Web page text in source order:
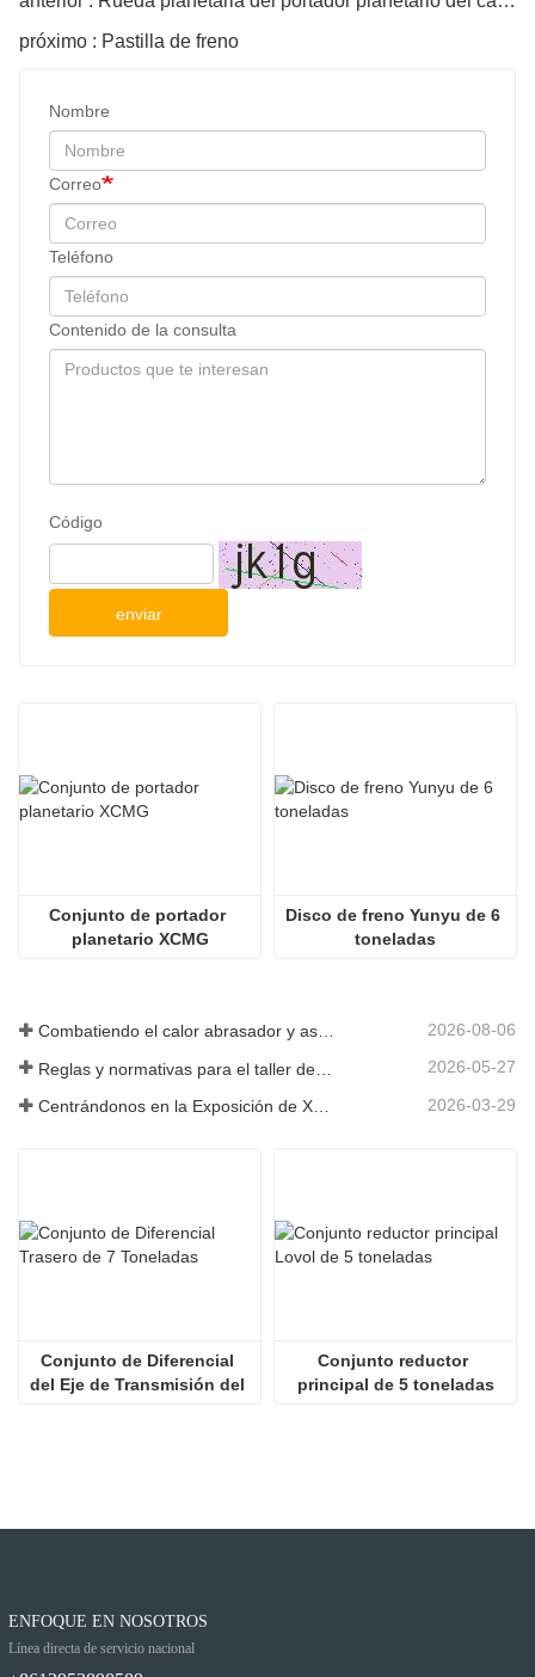
próximo : Pastilla de freno
Nombre
Correo
Teléfono
Contenido de la consulta
Código
enviar
Conjunto de portador
planetario XCMG
Disco de freno Yunyu de 6
toneladas
Combatiendo el calor abrasador y asegurando la entrega: la empresa completó con éxito la tarea de envío de accesorios para cargadoras 2026-08-06
2026-05-27
2026-03-29
Conjunto de Diferencial
del Eje de Transmisión del
Conjunto reductor
principal de 5 toneladas
ENFOQUE EN NOSOTROS
Línea directa de servicio nacional